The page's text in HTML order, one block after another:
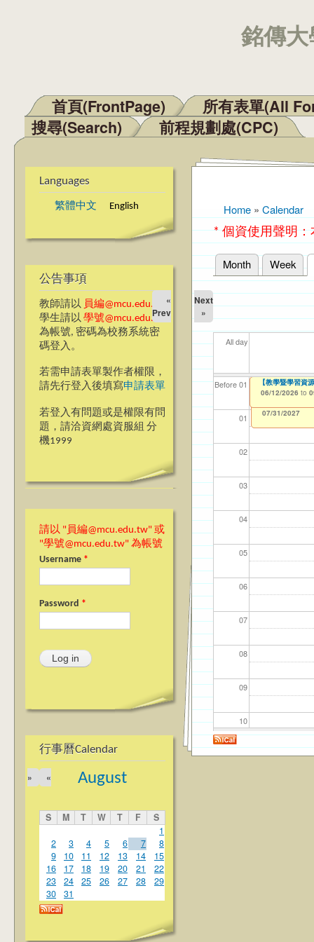
銘傳
Main menu
首頁(FrontPage)
所有表單(All
搜尋(Search)
前程規劃處(CPC)
Languages
繁體中文 English
公告事項
教師請以 員編@mcu.edu.tw
學生請以 學號@mcu.edu.tw
為帳號, 密碼為校務系統密
碼登入。
若需申請表單製作者權限，
請先行登入後填寫申請表單
若登入有問題或是權限有問
題，請洽資網處資服組 分
機1999
請以 "員編@mcu.edu.tw" 或
"學號@mcu.edu.tw" 為帳號
Username *
Password *
行事曆Calendar
August
«
»
S M T W T F
S
1
2
3 4 5 6 7
8
9
10 11 12 13 14
15
16
17 18 19 20 21
22
23
24 25 26 27 28
29
30
31
You are here
Home » Calendar
* 個資使用聲明
Primary tabs
Month Week
«
Prev
Next
»
All day
Before 01
01
02
03
04
05
06
07
08
09
10
11
【資網處】
整合系統～表單
12/31/2027
【財務處】工讀
11/12/2021 to
【財務處】漏打
錄
07/31/2027
114
04/
114
02/
【學
07/
教務
11/
商品
11/
【教學暨學習資
06/12/2026 to
【教學暨學習資
06/12/2026 to